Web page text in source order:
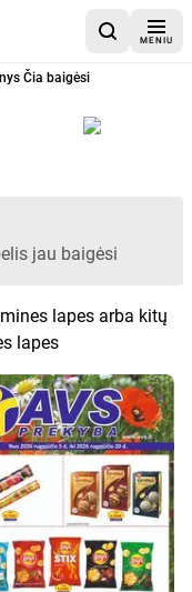
MENIU
Čia baigėsi
jau baigėsi
lapes arba kitų
lapes